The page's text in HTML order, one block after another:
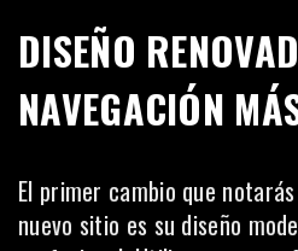
DISEÑO
NAVEGACIÓN
El primer cambio que
nuevo sitio es su diseño